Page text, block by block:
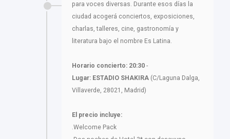
para voces diversas. Durante esos días la
ciudad acogerá conciertos, exposiciones,
charlas, talleres, cine, gastronomía y
literatura bajo el nombre Es Latina.
Horario concierto: 20:30 -
Lugar: ESTADIO SHAKIRA (C/Laguna Dalga,
Villaverde, 28021, Madrid)
El precio incluye:
.Welcome Pack